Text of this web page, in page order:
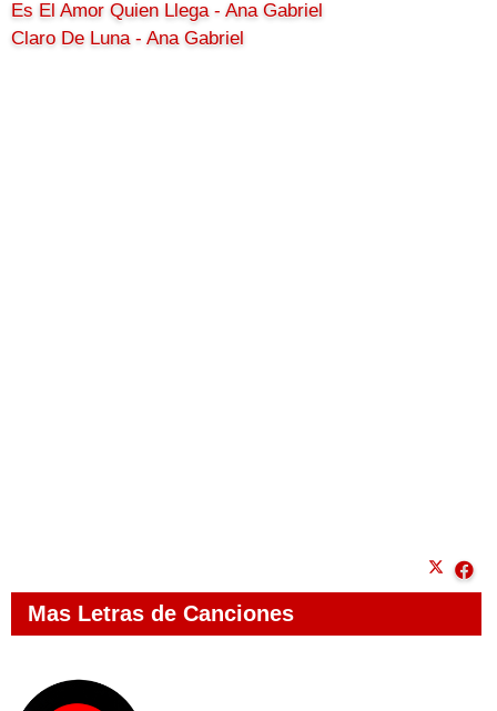
Es El Amor Quien Llega - Ana Gabriel
Claro De Luna - Ana Gabriel
Mas Letras de Canciones